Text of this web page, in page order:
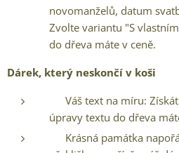
novomanželů, datum
Zvolte variantu "S
do dřeva máte v ceně.
Dárek, který neskončí v koši
✅ Váš text na míru:
úpravy textu do dřeva
✅ Krásná památka